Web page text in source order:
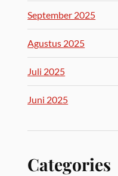
September 2025
Agustus 2025
Juli 2025
Juni 2025
Categories